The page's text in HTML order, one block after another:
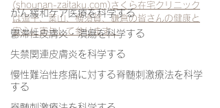
がん緩和ケア医療を科学する
鬱滞性皮膚炎・潰瘍を科学する
失禁関連皮膚炎を科学する
慢性難治性疼痛に対する脊髄刺激療法を科学
する
(shounan-zaitaku.com)さくら在宅クリニック
は逗子、葉山、横須賀、鎌倉の皆さんの健康と
安心に寄与して参ります。